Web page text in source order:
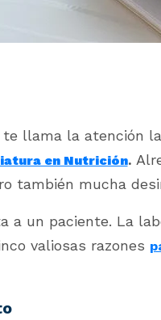
llama la atención
en Nutrición.
también mucha
a un paciente. La
valiosas razones